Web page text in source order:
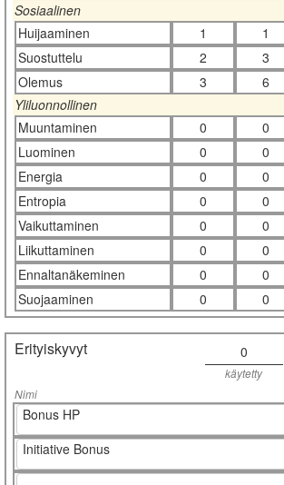
Sosiaalinen
Huijaaminen
1 1
Suostuttelu
2 3
Olemus
3 6
Yliluonnollinen
Muuntaminen
0 0
Luominen
0 0
Energia
0 0
Entropia
0 0
Vaikuttaminen
0 0
Liikuttaminen
0 0
Ennaltanäkeminen
0 0
Suojaaminen
0 0
Erityiskyvyt 0
käytetty
Nimi
Bonus HP
Initiative Bonus